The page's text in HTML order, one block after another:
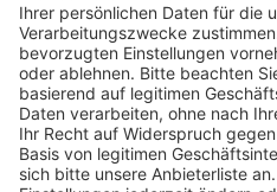
Trainerausbildung
Schulungsangebot
BFV-Geschäftsstellen
Trainerbörse
Login SpielPlus